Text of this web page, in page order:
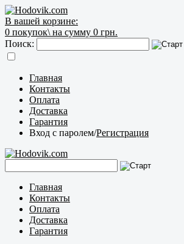
В вашей корзине:
0 покупок\ на сумму 0 грн.
Поиск:
Главная
Контакты
Оплата
Доставка
Гарантия
Вход с паролем/Регистрация
Главная
Контакты
Оплата
Доставка
Гарантия